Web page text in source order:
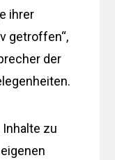
ihrer
getroffen“,
der
zu